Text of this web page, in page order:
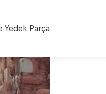
Yedek Parça